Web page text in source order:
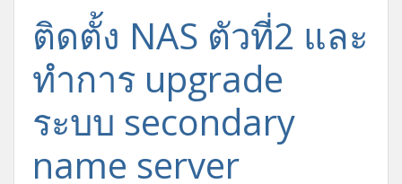
ติดตั้ง NAS ตัวที่2 และ
ทำการ upgrade
ระบบ secondary
name server